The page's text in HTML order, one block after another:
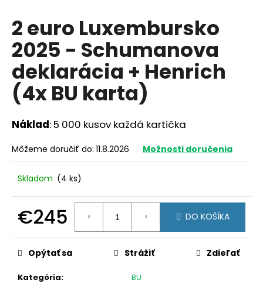
2 euro Luxembursko
2025 - Schumanova
deklarácia + Henrich
(4x BU karta)
Náklad: 5 000 kusov každá kartička
Môžeme doručiť do: 11.8.2026 Možnosti doručenia
Skladom (4 ks)
€245
cena:
DO KOŠÍKA
Kategória: BU
Opýtať sa Strážiť Zdieľať
j
s
ť
?
d
p
r
ú
a